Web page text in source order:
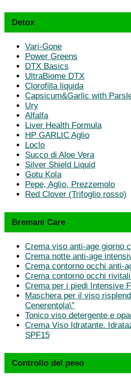
Detox
Vari-Gone
Power Greens
DTX Basics
UltraBiome DTX
Clorofilla liquida
Capsicum&Garlic with
Ury
Alfalfa
Liver Health Formula
HP GARLIC Aglio
Loclo
Succo di Aloe Vera
Silver Shield Liquid
Gotu Kola
Pepe, Aglio, Prezzemolo
Red Clover (Trifoglio rosso)
Bremani Care
Crema viso anti-age giorno
Crema notte anti-age
Crema contorno occhi anti-
Crema contorno occhi
Crema per i piedi Intensive
Maschera per il viso
Cenerentola\”
Tonico viso detergente e
Crema Viso Idratante.
SPF15
Controllo del peso